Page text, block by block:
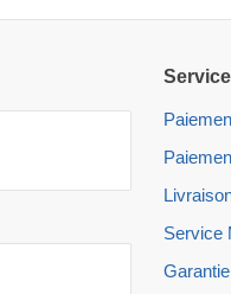
Service
Garantie